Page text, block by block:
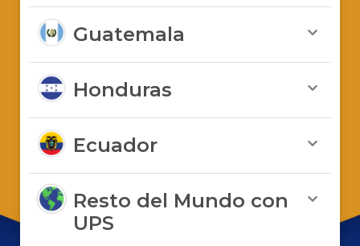
Guatemala
Honduras
Ecuador
Resto del Mundo con
UPS